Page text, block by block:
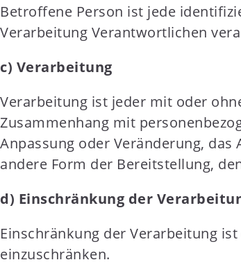
Betroffene Person ist jede
Verarbeitung Verantwortlichen
c) Verarbeitung
Verarbeitung ist jeder mit oder
Zusammenhang mit
Anpassung oder Veränderung,
andere Form der Bereitstellung,
d) Einschränkung der
Einschränkung der Verarbeitung
einzuschränken.